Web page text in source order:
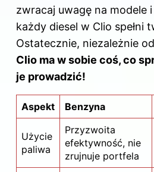
zwracaj uwagę na modele
każdy diesel w Clio spełni
Ostatecznie, niezależnie
Clio ma w sobie coś, co
je prowadzić!
Aspekt Benzyna
Użycie
paliwa
Przyzwoita
efektywność, nie
zrujnuje portfela